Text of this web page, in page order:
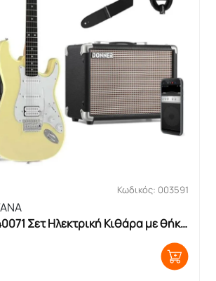
Κωδικός: 003591
Σετ Ηλεκτρική Κιθάρα με θήκη